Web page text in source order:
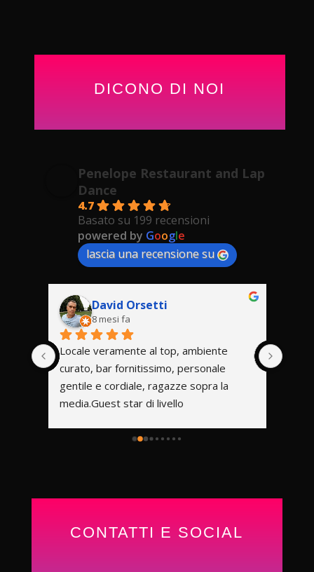
DICONO DI NOI
Penelope Restaurant and Lap
Dance
4.7
Basato su 199 recensioni
powered by Google
lascia una recensione su
David Orsetti
8 mesi fa
Locale veramente al top, ambiente
curato, bar fornitissimo, personale
gentile e cordiale, ragazze sopra la
media.Guest star di livello
CONTATTI E SOCIAL